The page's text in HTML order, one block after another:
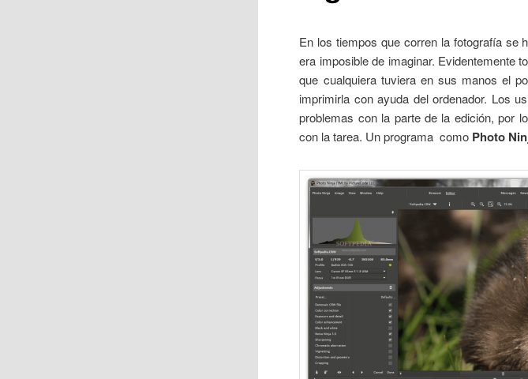
En los tiempos que corren la fotografía se
era imposible de imaginar. Evidentemente
que cualquiera tuviera en sus manos el
imprimirla con ayuda del ordenador. Los
problemas con la parte de la edición, por
con la tarea. Un programa como Photo